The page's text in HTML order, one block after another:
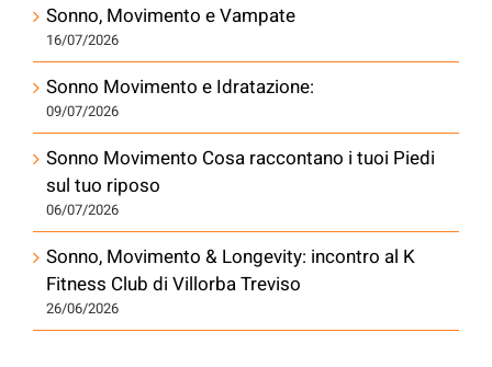
Sonno, Movimento e Vampate
16/07/2026
Sonno Movimento e Idratazione:
09/07/2026
Sonno Movimento Cosa raccontano i tuoi Piedi
sul tuo riposo
06/07/2026
Sonno, Movimento & Longevity: incontro al K
Fitness Club di Villorba Treviso
26/06/2026